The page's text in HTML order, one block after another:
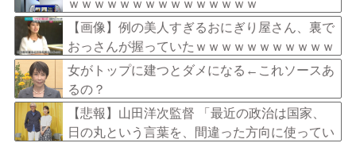
ｗｗｗｗｗｗｗｗｗｗｗｗｗｗｗ
【画像】例の美人すぎるおにぎり屋さん、裏で
おっさんが握っていたｗｗｗｗｗｗｗｗｗｗｗ
ｗｗｗｗｗｗ
女がトップに建つとダメになる←これソースあ
るの？
【悲報】山田洋次監督 「最近の政治は国家、
日の丸という言葉を、間違った方向に使ってい